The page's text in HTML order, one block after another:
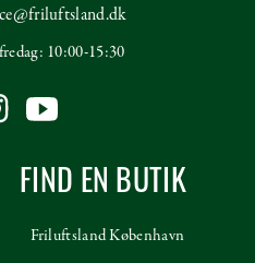
10:00-15:30
FIND EN BUTIK
Friluftsland København